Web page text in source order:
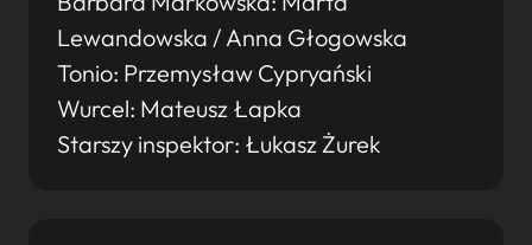
Lewandowska / Anna Głogowska
Tonio: Przemysław Cypryański
Wurcel: Mateusz Łapka
Starszy inspektor: Łukasz Żurek